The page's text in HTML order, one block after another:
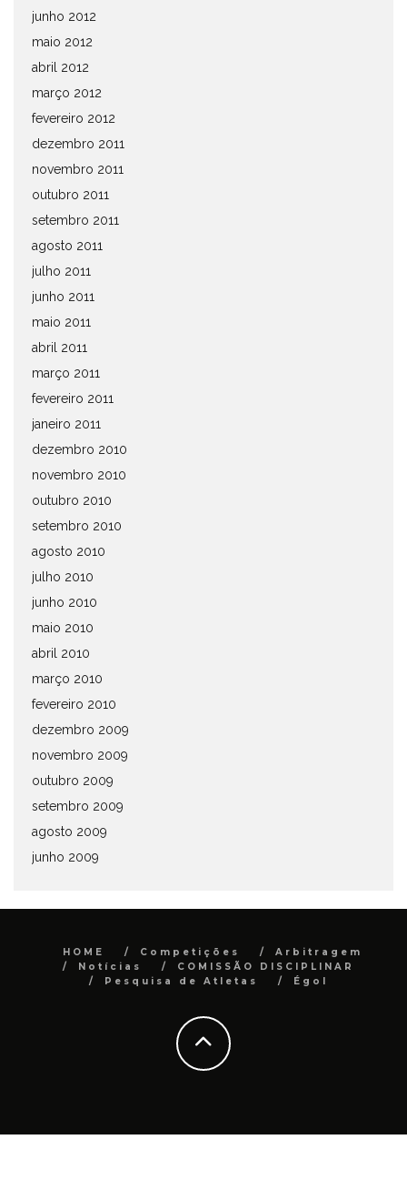
junho 2012
maio 2012
abril 2012
março 2012
fevereiro 2012
dezembro 2011
novembro 2011
outubro 2011
setembro 2011
agosto 2011
julho 2011
junho 2011
maio 2011
abril 2011
março 2011
fevereiro 2011
janeiro 2011
dezembro 2010
novembro 2010
outubro 2010
setembro 2010
agosto 2010
julho 2010
junho 2010
maio 2010
abril 2010
março 2010
fevereiro 2010
dezembro 2009
novembro 2009
outubro 2009
setembro 2009
agosto 2009
junho 2009
HOME Competições
Arbitragem
Notícias
COMISSÃO DISCIPLINAR
Pesquisa de Atletas
Égol